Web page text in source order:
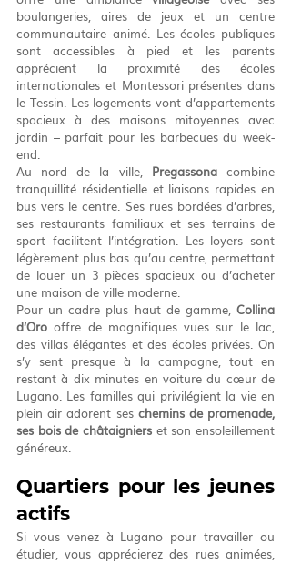
boulangeries, aires de jeux et un centre
communautaire animé. Les écoles publiques
sont accessibles à pied et les parents
apprécient la proximité des écoles
internationales et Montessori présentes dans
le Tessin. Les logements vont d’appartements
spacieux à des maisons mitoyennes avec
jardin – parfait pour les barbecues du week-
end.
Au nord de la ville, Pregassona combine
tranquillité résidentielle et liaisons rapides en
bus vers le centre. Ses rues bordées d’arbres,
ses restaurants familiaux et ses terrains de
sport facilitent l’intégration. Les loyers sont
légèrement plus bas qu’au centre, permettant
de louer un 3 pièces spacieux ou d’acheter
une maison de ville moderne.
Pour un cadre plus haut de gamme, Collina
d’Oro offre de magnifiques vues sur le lac,
des villas élégantes et des écoles privées. On
s’y sent presque à la campagne, tout en
restant à dix minutes en voiture du cœur de
Lugano. Les familles qui privilégient la vie en
plein air adorent ses chemins de promenade,
ses bois de châtaigniers et son ensoleillement
généreux.
Quartiers pour les jeunes
actifs
Si vous venez à Lugano pour travailler ou
étudier, vous apprécierez des rues animées,